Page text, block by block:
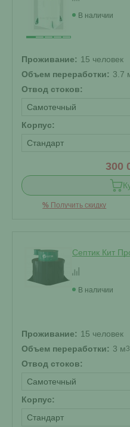
В наличии
Проживание: 15 человек
Объем переработки: 3.7
Отвод стоков:
Самотечный
Корпус:
Стандарт
300
% Получить скидку
Септик Кит
В наличии
Проживание: 15 человек
Объем переработки: 3 м3
Отвод стоков:
Самотечный
Корпус:
Стандарт